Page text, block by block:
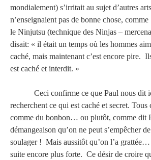
mondialement) s’irritait au sujet d’autres
n’enseignaient pas de bonne chose, comme
le Ninjutsu (technique des Ninjas –
disait: « il était un temps où les hommes
caché, mais maintenant c’est encore pire.
est caché et interdit. »
Ceci confirme ce que Paul nous dit
recherchent ce qui est caché et secret. Tous
comme du bonbon… ou plutôt, comme dit
démangeaison qu’on ne peut s’empêcher
soulager ! Mais aussitôt qu’on l’a
suite encore plus forte. Ce désir de croire